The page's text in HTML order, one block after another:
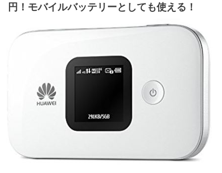
円！モバイルバッテリーとしても使える！